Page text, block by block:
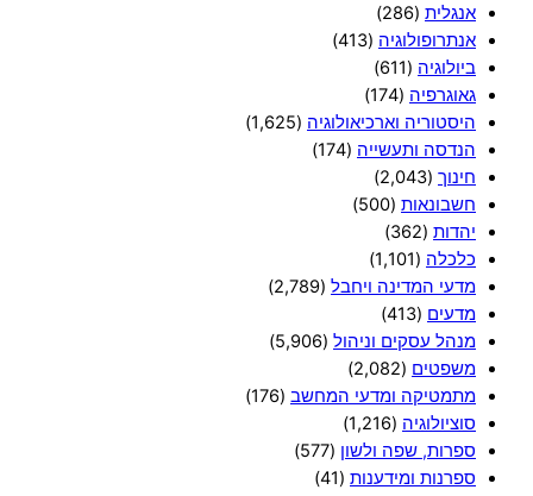
אנגלית (286)
אנתרופולוגיה (413)
ביולוגיה (611)
גאוגרפיה (174)
היסטוריה וארכיאולוגיה (1,625)
הנדסה ותעשייה (174)
חינוך (2,043)
חשבונאות (500)
יהדות (362)
כלכלה (1,101)
מדעי המדינה ויחבל (2,789)
מדעים (413)
מנהל עסקים וניהול (5,906)
משפטים (2,082)
מתמטיקה ומדעי המחשב (176)
סוציולוגיה (1,216)
ספרות, שפה ולשון (577)
ספרנות ומידענות (41)